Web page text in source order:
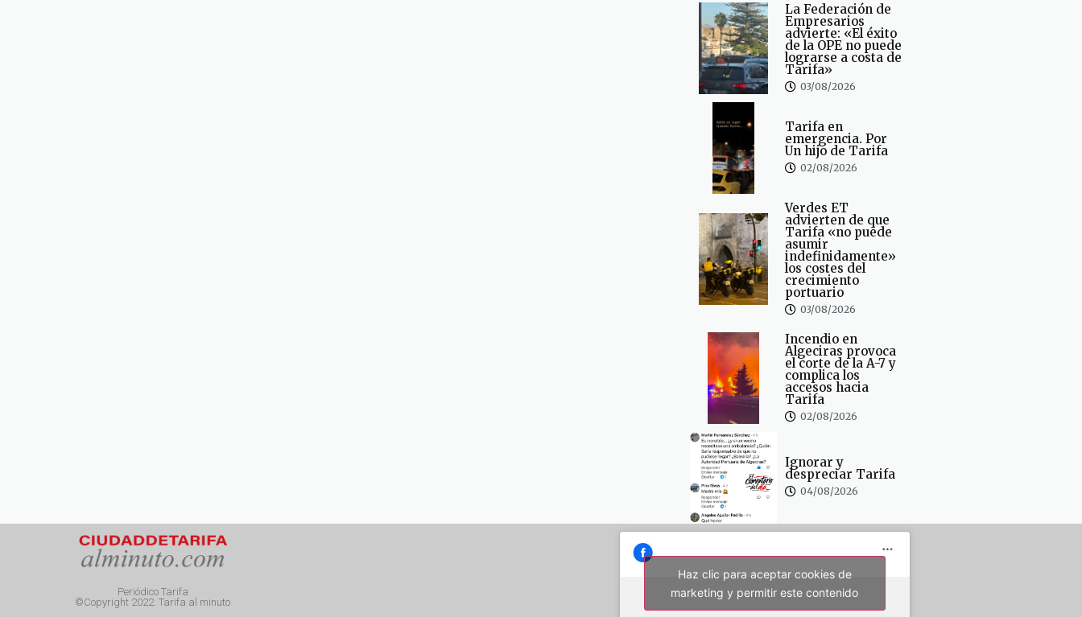
La Federación de
Empresarios
advierte: «El éxito
de la OPE no puede
lograrse a costa de
Tarifa»
03/08/2026
Tarifa en
emergencia. Por
Un hijo de Tarifa
02/08/2026
Verdes ET
advierten de que
Tarifa «no puede
asumir
indefinidamente»
los costes del
crecimiento
portuario
03/08/2026
Incendio en
Algeciras provoca
el corte de la A-7 y
complica los
accesos hacia
Tarifa
02/08/2026
Ignorar y
despreciar Tarifa
04/08/2026
Periódico Tarifa
©Copyright 2022. Tarifa al minuto
Haz clic para aceptar cookies de
marketing y permitir este contenido